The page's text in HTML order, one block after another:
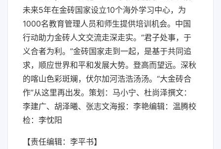
未来5年在金砖国家设立10个海外学习中心，为
1000名教育管理人员和师生提供培训机会。中国
行动助力金砖人文交流走深走实。“君子处事，于
义合者为利。”金砖国家走到一起，是基于共同追
求，顺应世界和平和发展大势。登高而望远。深秋
的喀山色彩斑斓，伏尔加河浩浩汤汤。“大金砖合
作”从这里再出发。策划：马小宁、杜尚泽撰文：
李建广、胡泽曦、张志文海报：李艳编辑：温腾校
检：李忱阳
【责任编辑：李平书】